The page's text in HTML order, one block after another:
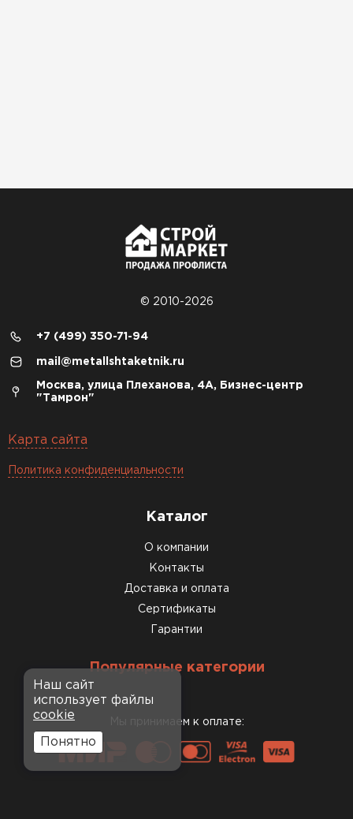
© 2010-2026
+7 (499) 350-71-94
mail@metallshtaketnik.ru
Москва, улица Плеханова, 4А, Бизнес-центр
"Тамрон"
Карта сайта
Политика конфиденциальности
Каталог
О компании
Контакты
Доставка и оплата
Сертификаты
Гарантии
Популярные категории
Мы принимаем к оплате:
Наш сайт
использует файлы
cookie
Понятно